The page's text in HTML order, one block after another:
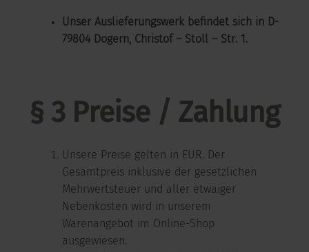
Unser Auslieferungswerk befindet sich in D-
79804 Dogern, Christof – Stoll – Str. 1.
§ 3 Preise / Zahlung
Unsere Preise gelten in EUR. Der
Gesamtpreis inklusive der gesetzlichen
Mehrwertsteuer und aller etwaiger
Nebenkosten wird in unserem
Warenangebot im Online-Shop
ausgewiesen.